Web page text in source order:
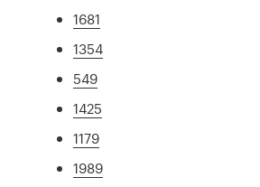
1681
1354
549
1425
1179
1989